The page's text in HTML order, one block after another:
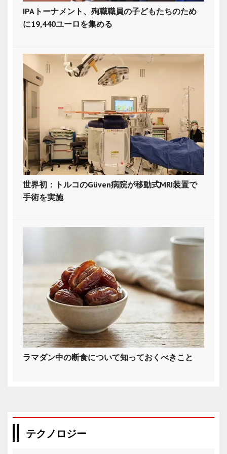
IPAトーナメント、殉職職員の子どもたちのため
に19,440ユーロを集める
世界初：トルコのGüven病院が移動式MRI装置で
手術を実施
ラマダン中の断食について知っておくべきこと
テクノロジー